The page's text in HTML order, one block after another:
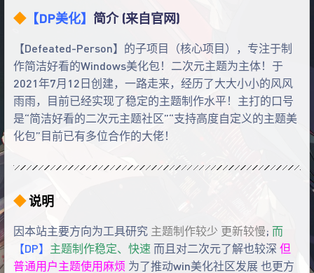
◆【DP美化】 简介 (来自官网)
【Defeated-Person】的子项目（核心项目），专注于制
作简洁好看的Windows美化包！二次元主题为主体！于
2021年7月12日创建，一路走来，经历了大大小小的风风
雨雨，目前已经实现了稳定的主题制作水平！主打的口号
是“简洁好看的二次元主题社区”“支持高度自定义的主题美
化包”目前已有多位合作的大佬！
◆说明
因本站主要方向为工具研究 主题制作较少 更新较慢; 而
【DP】 主题制作稳定、快速 而且对二次元了解也较深 但
普通用户主题使用麻烦 为了推动win美化社区发展 也更方